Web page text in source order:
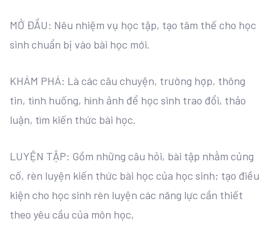
MỞ ĐẦU: Nêu nhiệm vụ học tập, tạo tâm thế cho học
sinh chuẩn bị vào bài học mới.
KHÁM PHÁ: Là các câu chuyện, trường hợp, thông
tin, tình huống, hình ảnh để học sinh trao đổi, thảo
luận, tìm kiến thức bài học.
LUYỆN TẬP: Gồm những câu hỏi, bài tập nhằm củng
cố, rèn luyện kiến thức bài học của học sinh; tạo điều
kiện cho học sinh rèn luyện các năng lực cần thiết
theo yêu cầu của môn học,